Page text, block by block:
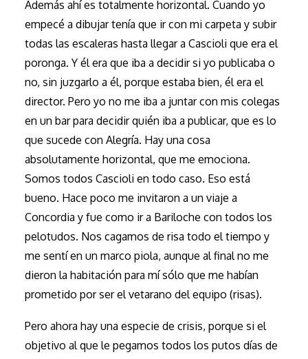
Además ahí es totalmente horizontal. Cuando yo
empecé a dibujar tenía que ir con mi carpeta y subir
todas las escaleras hasta llegar a Cascioli que era el
poronga. Y él era que iba a decidir si yo publicaba o
no, sin juzgarlo a él, porque estaba bien, él era el
director. Pero yo no me iba a juntar con mis colegas
en un bar para decidir quién iba a publicar, que es lo
que sucede con Alegría. Hay una cosa
absolutamente horizontal, que me emociona.
Somos todos Cascioli en todo caso. Eso está
bueno. Hace poco me invitaron a un viaje a
Concordia y fue como ir a Bariloche con todos los
pelotudos. Nos cagamos de risa todo el tiempo y
me sentí en un marco piola, aunque al final no me
dieron la habitación para mí sólo que me habían
prometido por ser el vetarano del equipo (risas).
Pero ahora hay una especie de crisis, porque si el
objetivo al que le pegamos todos los putos días de